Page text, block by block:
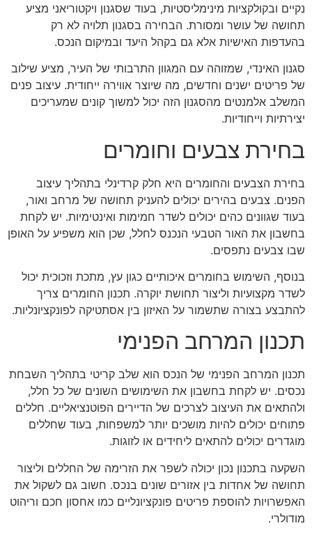
נקיים ובקולקציות מינימליסטיות, בעוד שסגנון ויקטוריאני מציע
תחושה של עושר ומסורת. הבחירה בסגנון תלויה לא רק
בהעדפות האישיות אלא גם בקהל היעד ובמיקום הנכס.
סגנון האינדי, שמזוהה עם המגוון התרבותי של העיר, מציע שילוב
של פריטים ישנים וחדשים, מה שיוצר אווירה ייחודית. עיצוב פנים
המשלב אלמנטים מהסגנון הזה יכול למשוך קונים שמעריכים
יצירתיות וייחודיות.
בחירת צבעים וחומרים
בחירת הצבעים והחומרים היא חלק קרדינלי בתהליך עיצוב
הפנים. צבעים בהירים יכולים להעניק תחושה של מרחב ואור,
בעוד שגוונים כהים יכולים לשדר חמימות ואינטימיות. יש לקחת
בחשבון את האור הטבעי הנכנס לחלל, שכן הוא משפיע על האופן
שבו צבעים נתפסים.
בנוסף, השימוש בחומרים איכותיים כגון עץ, מתכת וזכוכית יכול
לשדר מקצועיות וליצור תחושת יוקרה. תכנון החומרים צריך
להתבצע בצורה שתשמור על האיזון בין אסתטיקה לפונקציונליות.
תכנון המרחב הפנימי
תכנון המרחב הפנימי של הנכס הוא שלב קריטי בתהליך השבחת
נכסים. יש לקחת בחשבון את השימושים השונים של כל חלל,
ולהתאים את העיצוב לצרכים של הדיירים הפוטנציאליים. חללים
פתוחים יכולים להיות מושכים יותר למשפחות, בעוד שחללים
מוגדרים יכולים להתאים ליחידים או לזוגות.
השקעה בתכנון נכון יכולה לשפר את הזרימה של החללים וליצור
תחושה של אחדות בין אזורים שונים בנכס. חשוב גם לשקול את
האפשרויות להוספת פריטים פונקציונליים כמו אחסון חכם וריהוט
מודולרי.